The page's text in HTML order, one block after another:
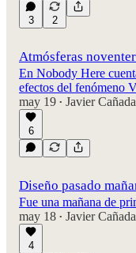
3 2
Atmósferas
En Nobody Here
efectos del fenómeno
may 19 • Javier Cañada
6
Diseño pasado
Fue una mañana de
may 18 • Javier Cañada
4